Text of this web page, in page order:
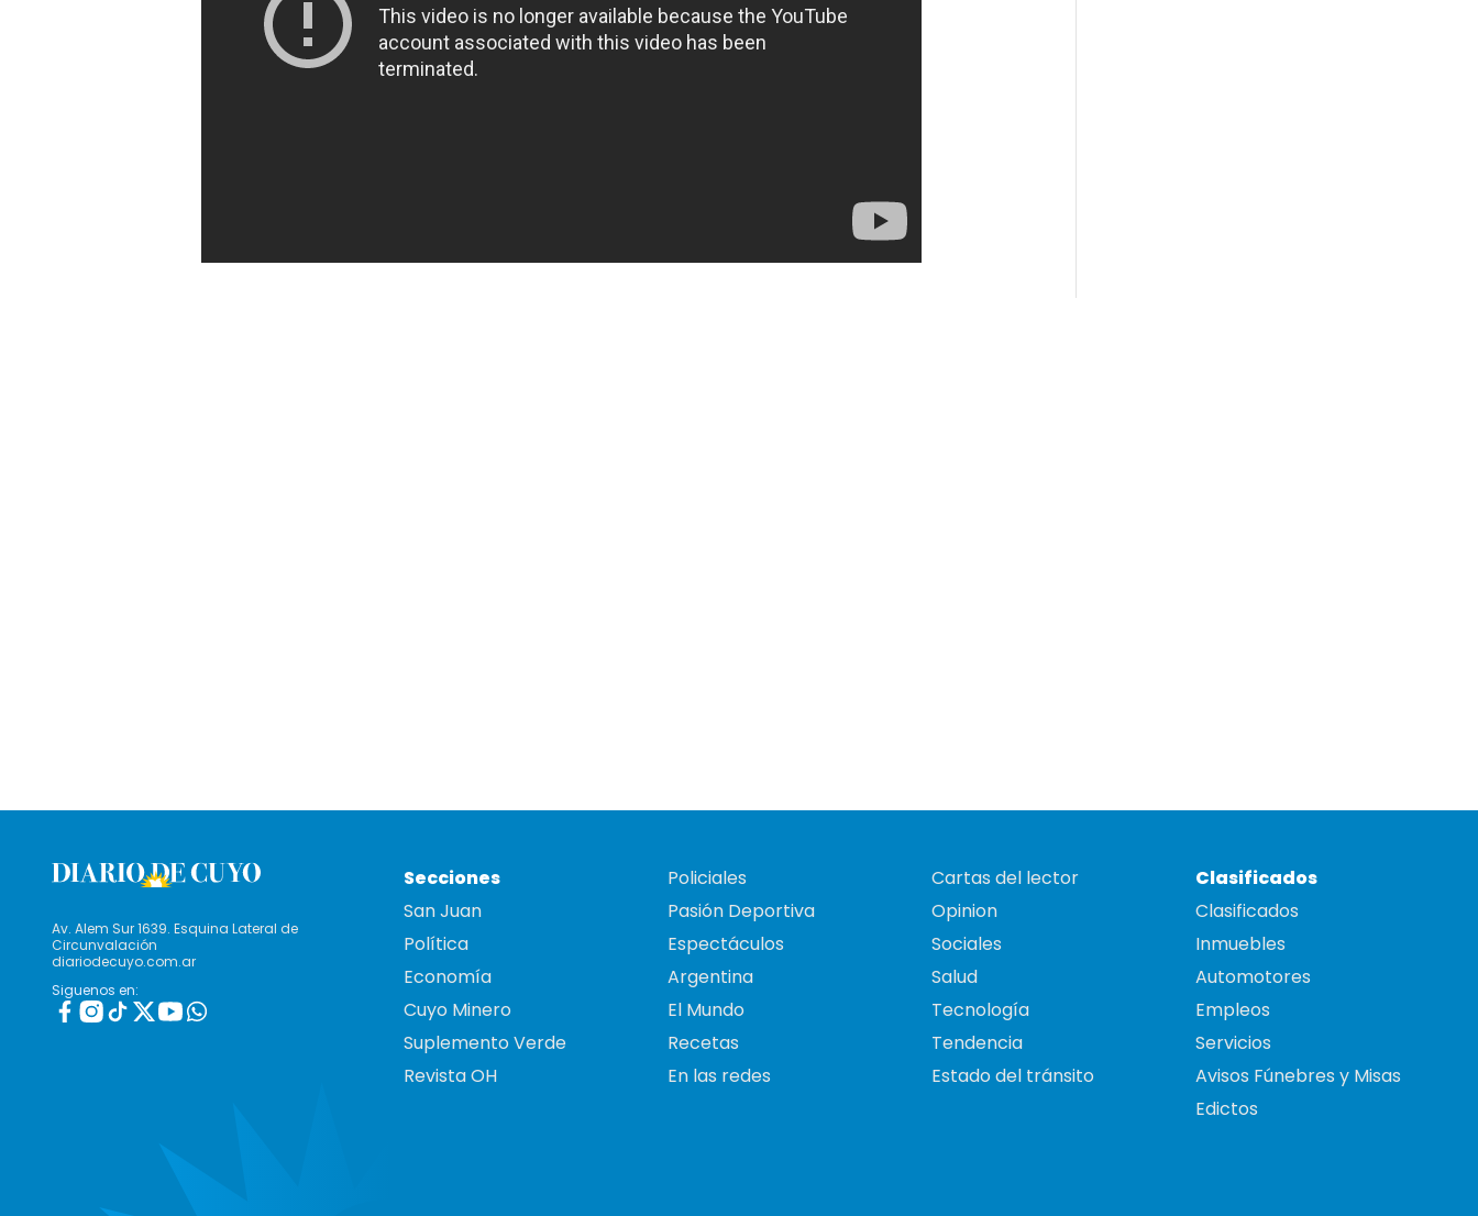
Av. Alem Sur 1639. Esquina Lateral de
Circunvalación
diariodecuyo.com.ar
Siguenos en:
Secciones
San Juan
Política
Economía
Cuyo Minero
Suplemento Verde
Revista OH
Policiales
Pasión Deportiva
Espectáculos
Argentina
El Mundo
Recetas
En las redes
Cartas del lector
Opinion
Sociales
Salud
Tecnología
Tendencia
Estado del tránsito
Clasificados
Clasificados
Inmuebles
Automotores
Empleos
Servicios
Avisos Fúnebres y Misas
Edictos